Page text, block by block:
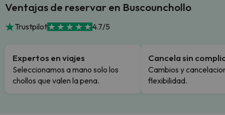
Ventajas de reservar en Buscounchollo
Trustpilot 4.7/5
Expertos en viajes
Seleccionamos a mano solo los
chollos que valen la pena.
Cancela sin
Cambios y
flexibilidad.